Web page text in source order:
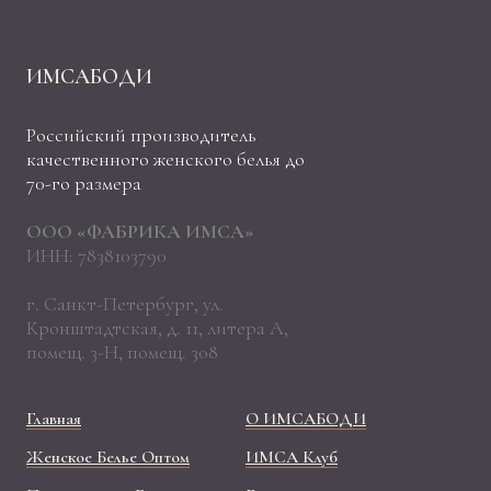
ИМСАБОДИ
Российский производитель
качественного женского белья до
70-го размера
ООО «ФАБРИКА ИМСА»
ИНН: 7838103790
г. Санкт-Петербург, ул.
Кронштадтская, д. 11, литера А,
помещ. 3-Н, помещ. 308
Главная
Женское Белье Оптом
О ИМСАБОДИ
ИМСА Клуб